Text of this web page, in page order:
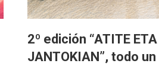
2º edición “ATITE
JANTOKIAN”, todo